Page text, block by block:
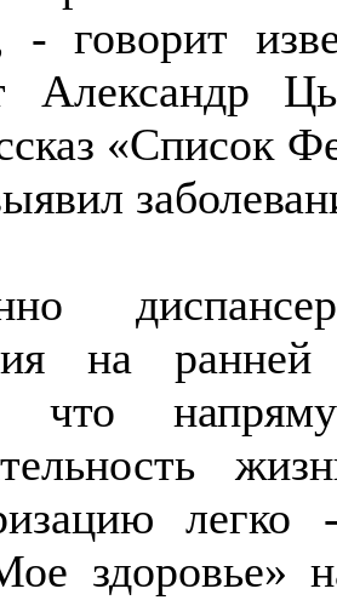
- говорит
Александр
«Список
на
что
легко
здоровье»